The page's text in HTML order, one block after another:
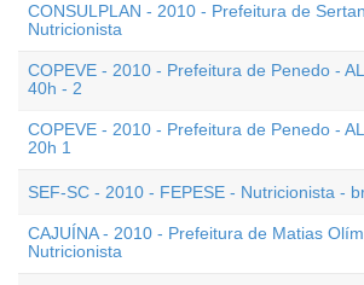
CONSULPLAN - 2010 - Prefeitura de
Nutricionista
COPEVE - 2010 - Prefeitura de Penedo -
40h - 2
COPEVE - 2010 - Prefeitura de Penedo -
20h 1
SEF-SC - 2010 - FEPESE - Nutricionista -
CAJUÍNA - 2010 - Prefeitura de Matias
Nutricionista